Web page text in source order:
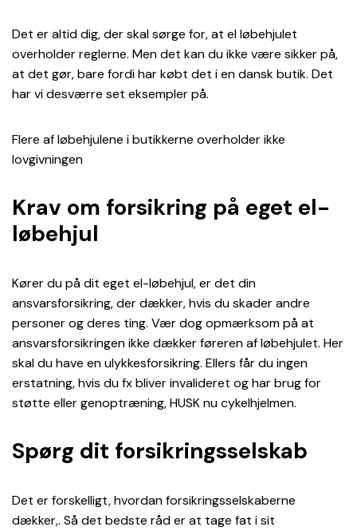
Det er altid dig, der skal sørge for, at el løbehjulet
overholder reglerne. Men det kan du ikke være sikker på,
at det gør, bare fordi har købt det i en dansk butik. Det
har vi desværre set eksempler på.
Flere af løbehjulene i butikkerne overholder ikke
lovgivningen
Krav om forsikring på eget el-
løbehjul
Kører du på dit eget el-løbehjul, er det din
ansvarsforsikring, der dækker, hvis du skader andre
personer og deres ting. Vær dog opmærksom på at
ansvarsforsikringen ikke dækker føreren af løbehjulet. Her
skal du have en ulykkesforsikring. Ellers får du ingen
erstatning, hvis du fx bliver invalideret og har brug for
støtte eller genoptræning, HUSK nu cykelhjelmen.
Spørg dit forsikringsselskab
Det er forskelligt, hvordan forsikringsselskaberne
dækker,. Så det bedste råd er at tage fat i sit